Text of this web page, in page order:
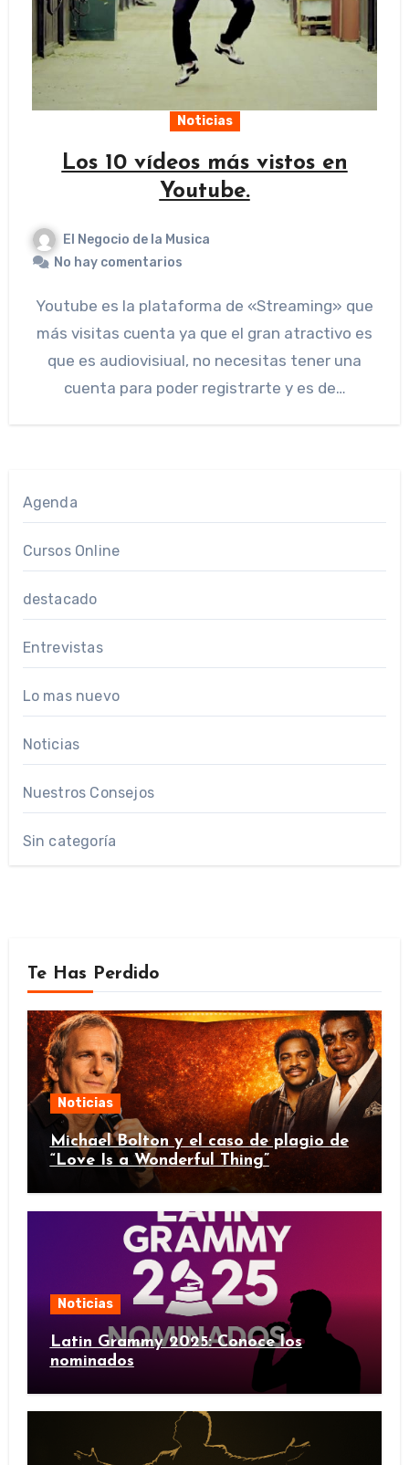
Noticias
Los 10 vídeos más vistos en
Youtube.
El Negocio de la Musica
No hay comentarios
Youtube es la plataforma de «Streaming» que
más visitas cuenta ya que el gran atractivo es
que es audiovisiual, no necesitas tener una
cuenta para poder registrarte y es de…
Agenda
Cursos Online
destacado
Entrevistas
Lo mas nuevo
Noticias
Nuestros Consejos
Sin categoría
Te Has Perdido
Noticias
Michael Bolton y el caso de plagio de
“Love Is a Wonderful Thing”
Noticias
Latin Grammy 2025: Conoce los
nominados